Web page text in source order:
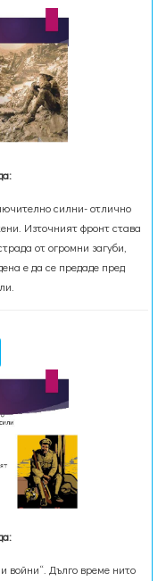
силни- отлично
Източният фронт става
от огромни загуби,
е да се предаде пред
войни“. Дълго време нито